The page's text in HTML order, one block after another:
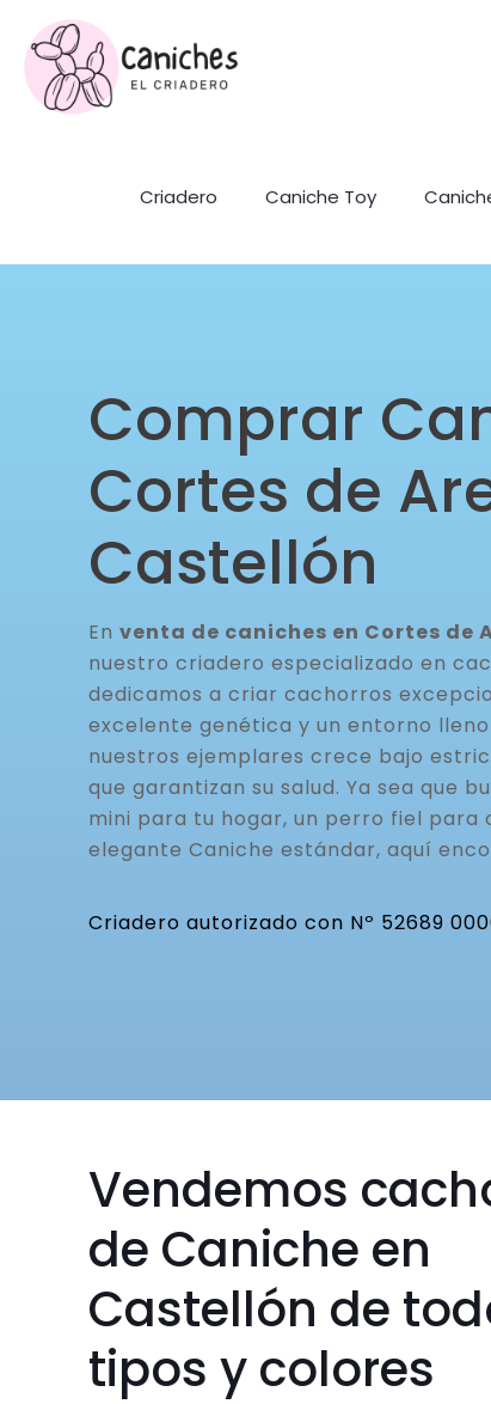
Criadero Caniche Toy
Comprar
Cortes de
Castellón
En venta de caniches en Cortes de
nuestro criadero especializado en
dedicamos a criar cachorros
excelente genética y un entorno
nuestros ejemplares crece bajo
que garantizan su salud. Ya sea que
mini para tu hogar, un perro fiel para
elegante Caniche estándar, aquí
Criadero autorizado con Nº 52689
Vendemos
de Caniche en
Castellón de
tipos y colores